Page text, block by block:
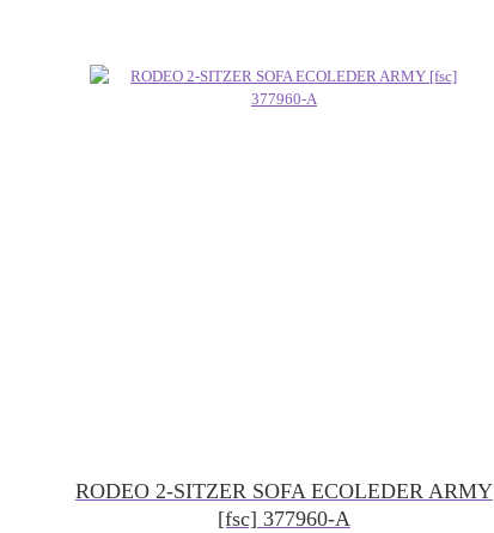
RODEO 2-SITZER SOFA ECOLEDER ARMY
[fsc] 377960-A